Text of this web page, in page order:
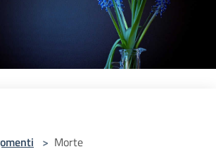
> Morte